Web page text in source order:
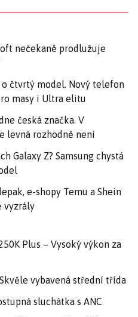
nečekaně prodlužuje
o čtvrtý model. Nový telefon
masy i Ultra elitu
česká značka. V
levná rozhodně není
Galaxy Z? Samsung chystá
e-shopy Temu a Shein
vyzrály
Plus – Vysoký výkon za
vybavená střední třída
sluchátka s ANC